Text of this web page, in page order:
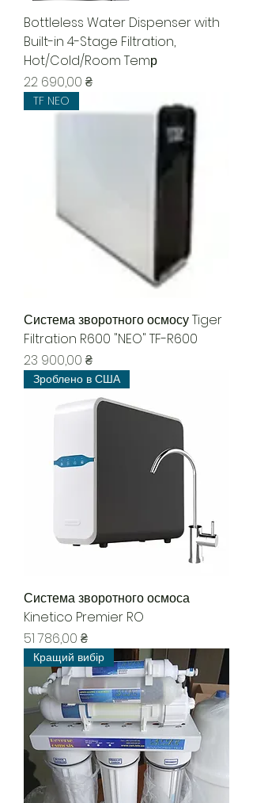
Bottleless Water Dispenser with
Built-in 4-Stage Filtration,
Hot/Cold/Room Temр
Ціна
22 690,00 ₴
TF NEO
Система зворотного осмосу Tiger
Filtration R600 "NEO" TF-R600
Ціна
23 900,00 ₴
Зроблено в США
Система зворотного осмоса
Kinetico Premier RO
Ціна
51 786,00 ₴
Кращий вибір